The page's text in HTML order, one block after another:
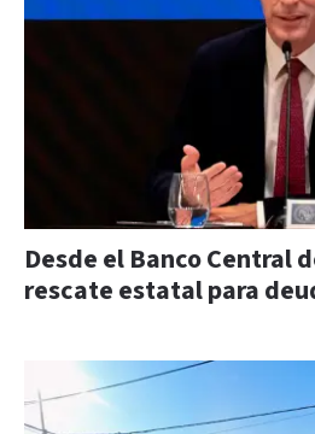
Desde el Banco Central
rescate estatal para